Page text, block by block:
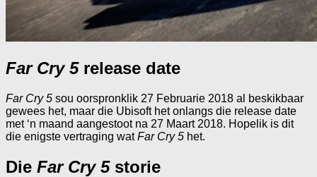
Far Cry 5release date
Far Cry 5 sou oorspronklik 27 Februarie 2018 al beskikbaar
gewees het, maar die Ubisoft het onlangs die release date
met ‘n maand aangestoot na 27 Maart 2018. Hopelik is dit
die enigste vertraging watFar Cry 5 het.
Die Far Cry 5storie